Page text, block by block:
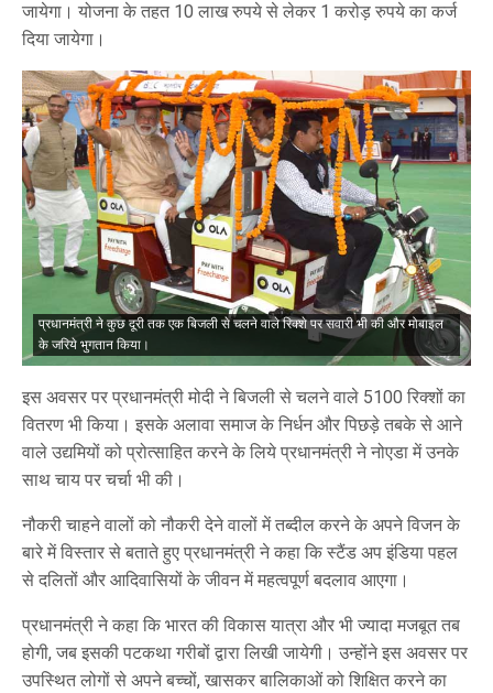
जायेगा। योजना के तहत 10 लाख रुपये से लेकर 1 करोड़ रुपये का कर्ज
दिया जायेगा।
प्रधानमंत्री ने कुछ दूरी तक एक बिजली से चलने वाले रिक्शे पर सवारी भी की और मोबाइल
के जरिये भुगतान किया।
इस अवसर पर प्रधानमंत्री मोदी ने बिजली से चलने वाले 5100 रिक्शों का
वितरण भी किया। इसके अलावा समाज के निर्धन और पिछड़े तबके से आने
वाले उद्यमियों को प्रोत्साहित करने के लिये प्रधानमंत्री ने नोएडा में उनके
साथ चाय पर चर्चा भी की।
नौकरी चाहने वालों को नौकरी देने वालों में तब्‍दील करने के अपने विजन के
बारे में विस्तार से बताते हुए प्रधानमंत्री ने कहा कि स्टैंड अप इंडिया पहल
से दलितों और आदिवासियों के जीवन में महत्‍वपूर्ण बदलाव आएगा।
प्रधानमंत्री ने कहा कि भारत की विकास यात्रा और भी ज्‍यादा मजबूत तब
होगी, जब इसकी पटकथा गरीबों द्वारा लिखी जायेगी। उन्‍होंने इस अवसर पर
उपस्थित लोगों से अपने बच्चों, खासकर बालिकाओं को शिक्षित करने का